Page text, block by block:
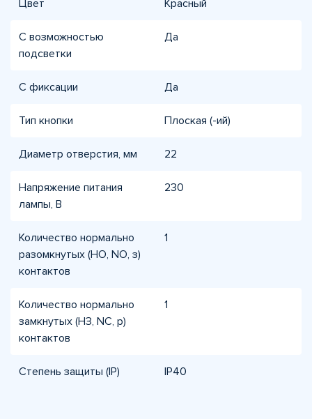
Цвет Красный
С возможностью
подсветки
Да
С фиксации Да
Тип кнопки Плоская (-ий)
Диаметр отверстия, мм 22
Напряжение питания
лампы, В
230
Количество нормально
разомкнутых (НО, NO, з)
контактов
1
Количество нормально
замкнутых (НЗ, NC, р)
контактов
1
Степень защиты (IP) IP40